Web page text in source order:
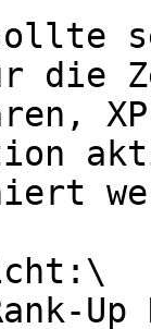
die
XP